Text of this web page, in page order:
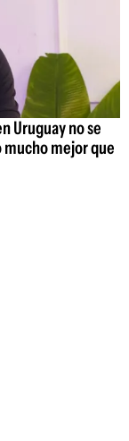
Uruguay no se
mejor que